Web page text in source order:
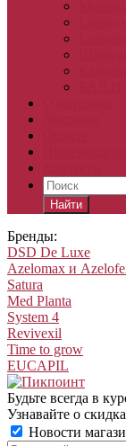
Найти
Бренды:
DSD De Luxe
Azelomax и
Satura
Med Planta
System 4
Revivexil
Time to grow
EUCAPIL
Будьте всегда в
Узнавайте о
Новости